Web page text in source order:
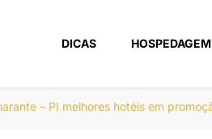
DICAS HOSPEDAGEM
– PI melhores hotéis em